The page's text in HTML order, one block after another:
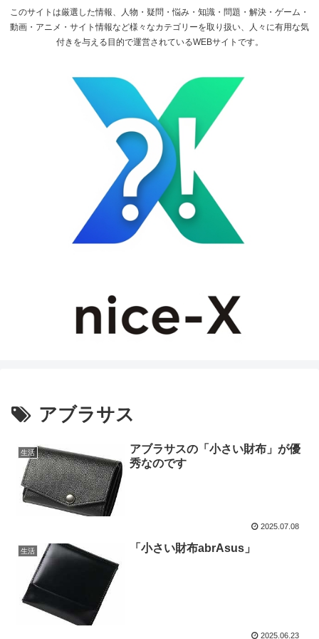
このサイトは厳選した情報、人物・疑問・悩み・知識・問題・解決・ゲーム・
動画・アニメ・サイト情報など様々なカテゴリーを取り扱い、人々に有用な気
付きを与える目的で運営されているWEBサイトです。
アブラサス
生活
アブラサスの「小さい財布」が優
秀なのです
2025.07.08
生活 「小さい財布abrAsus」
2025.06.23